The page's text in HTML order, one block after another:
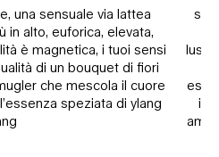
una sensuale via lattea
in alto, euforica, elevata,
è magnetica, i tuoi sensi
di un bouquet di fiori
che mescola il cuore
speziata di ylang
il